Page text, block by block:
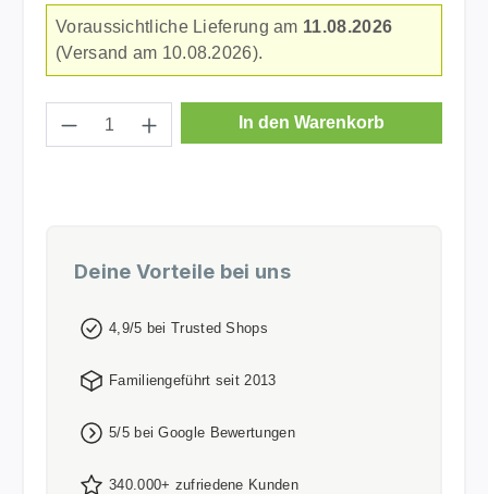
Voraussichtliche Lieferung am 11.08.2026
(Versand am 10.08.2026).
Produkt Anzahl: Gib den gewünschten
In den Warenkorb
Deine Vorteile bei uns
4,9/5 bei Trusted Shops
Familiengeführt seit 2013
5/5 bei Google Bewertungen
340.000+ zufriedene Kunden